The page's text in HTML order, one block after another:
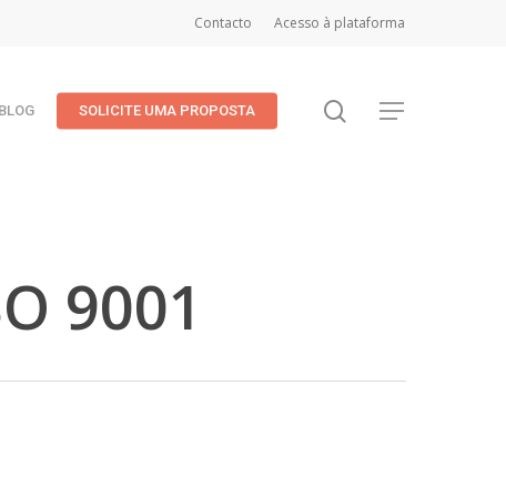
Contacto Acesso à plataforma
BLOG SOLICITE UMA PROPOSTA search
Menu
9001